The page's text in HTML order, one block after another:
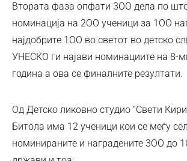
Втората фаза опфати 3ОО дела по
номинација на 2ОО ученици за 1ОО
најдобрите 1ОО во светот во детско
УНЕСКО ги најави номинациите на 8-
година а ова се финалните резултати.
Од Детско ликовно студио “Свети
Битола има 12 ученици кои се меѓу
номинираните и наградените 3ОО до